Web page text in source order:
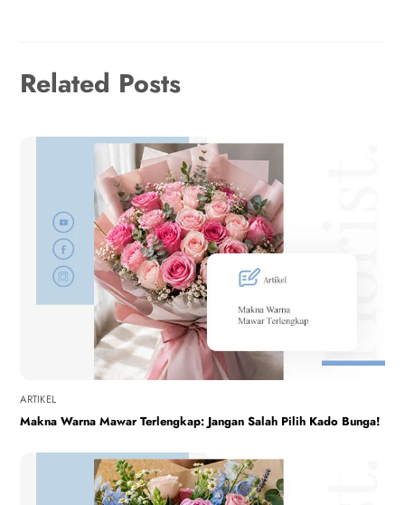
Related Posts
ARTIKEL
Makna Warna Mawar Terlengkap: Jangan Salah Pilih Kado Bunga!